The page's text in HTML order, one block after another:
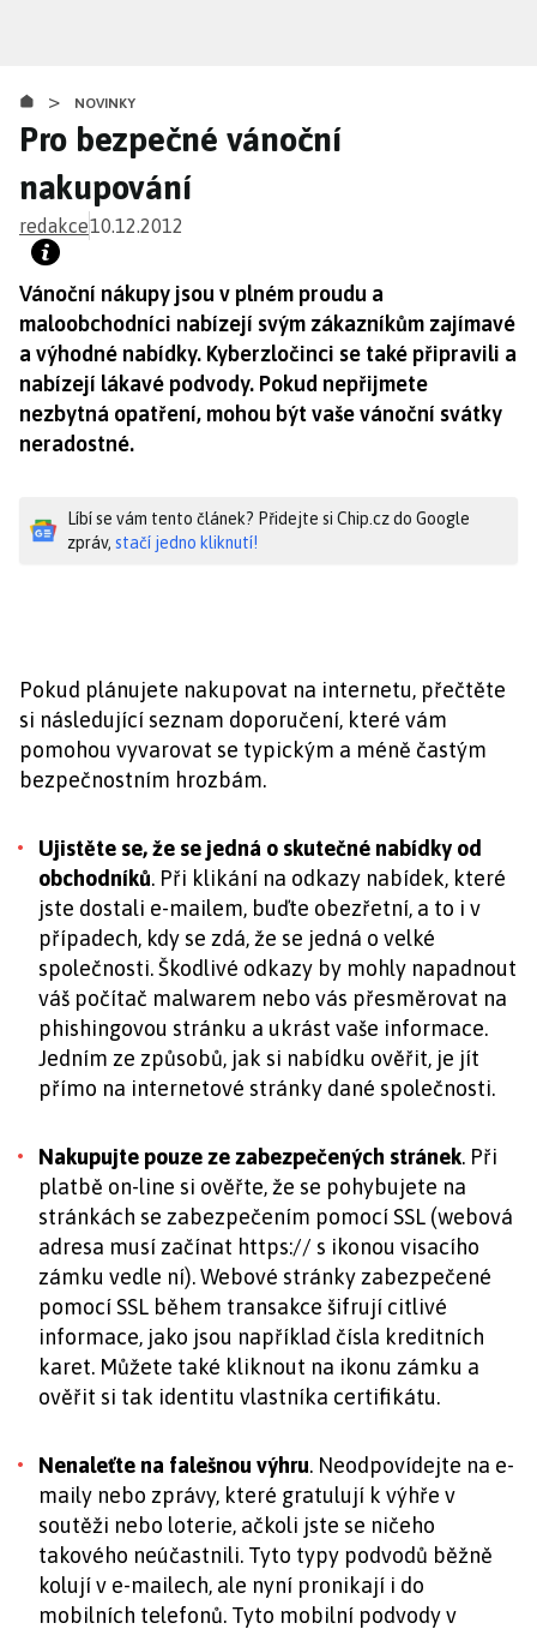
obsahu
> NOVINKY
Pro bezpečné vánoční
nakupování
redakce10.12.2012
Vánoční nákupy jsou v plném proudu a
maloobchodníci nabízejí svým zákazníkům zajímavé
a výhodné nabídky. Kyberzločinci se také připravili a
nabízejí lákavé podvody. Pokud nepřijmete
nezbytná opatření, mohou být vaše vánoční svátky
neradostné.
Líbí se vám tento článek? Přidejte si Chip.cz do Google
zpráv, stačí jedno kliknutí!
Pokud plánujete nakupovat na internetu, přečtěte
si následující seznam doporučení, které vám
pomohou vyvarovat se typickým a méně častým
bezpečnostním hrozbám.
Ujistěte se, že se jedná o skutečné nabídky od
obchodníků. Při klikání na odkazy nabídek, které
jste dostali e-mailem, buďte obezřetní, a to i v
případech, kdy se zdá, že se jedná o velké
společnosti. Škodlivé odkazy by mohly napadnout
váš počítač malwarem nebo vás přesměrovat na
phishingovou stránku a ukrást vaše informace.
Jedním ze způsobů, jak si nabídku ověřit, je jít
přímo na internetové stránky dané společnosti.
Nakupujte pouze ze zabezpečených stránek. Při
platbě on-line si ověřte, že se pohybujete na
stránkách se zabezpečením pomocí SSL (webová
adresa musí začínat https:// s ikonou visacího
zámku vedle ní). Webové stránky zabezpečené
pomocí SSL během transakce šifrují citlivé
informace, jako jsou například čísla kreditních
karet. Můžete také kliknout na ikonu zámku a
ověřit si tak identitu vlastníka certifikátu.
Nenaleťte na falešnou výhru. Neodpovídejte na e-
maily nebo zprávy, které gratulují k výhře v
soutěži nebo loterie, ačkoli jste se ničeho
takového neúčastnili. Tyto typy podvodů běžně
kolují v e-mailech, ale nyní pronikají i do
mobilních telefonů. Tyto mobilní podvody v